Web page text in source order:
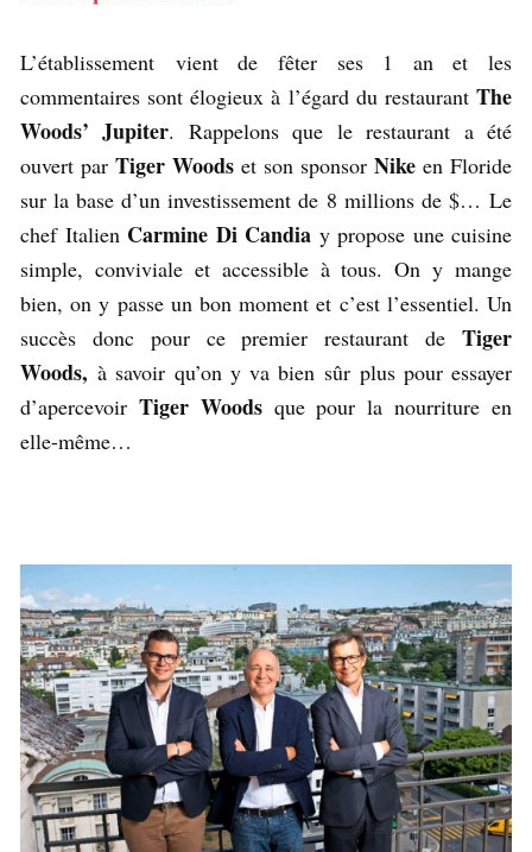
L’établissement vient de fêter ses 1 an et les
commentaires sont élogieux à l’égard du restaurant The
Woods’ Jupiter. Rappelons que le restaurant a été
ouvert par Tiger Woods et son sponsor Nike en Floride
sur la base d’un investissement de 8 millions de $… Le
chef Italien Carmine Di Candia y propose une cuisine
simple, conviviale et accessible à tous. On y mange
bien, on y passe un bon moment et c’est l’essentiel. Un
succès donc pour ce premier restaurant de Tiger
Woods, à savoir qu’on y va bien sûr plus pour essayer
d’apercevoir Tiger Woodsque pour la nourriture en
elle-même…